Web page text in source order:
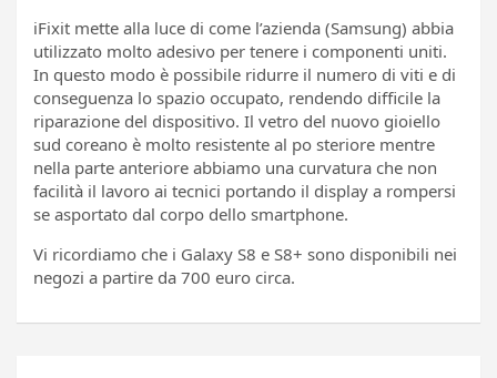
iFixit mette alla luce di come l’azienda (Samsung) abbia
utilizzato molto adesivo per tenere i componenti uniti.
In questo modo è possibile ridurre il numero di viti e di
conseguenza lo spazio occupato, rendendo difficile la
riparazione del dispositivo. Il vetro del nuovo gioiello
sud coreano è molto resistente al po steriore mentre
nella parte anteriore abbiamo una curvatura che non
facilità il lavoro ai tecnici portando il display a rompersi
se asportato dal corpo dello smartphone.
Vi ricordiamo che i Galaxy S8 e S8+ sono disponibili nei
negozi a partire da 700 euro circa.